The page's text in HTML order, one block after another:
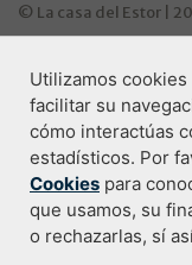
© La casa del Estor |
Programa de ayudas
Condiciones de
Política de privacidad
Utilizamos
facilitar su
cómo interactúas
estadísticos. Por
Cookies para
que usamos, su
o rechazarlas, sí